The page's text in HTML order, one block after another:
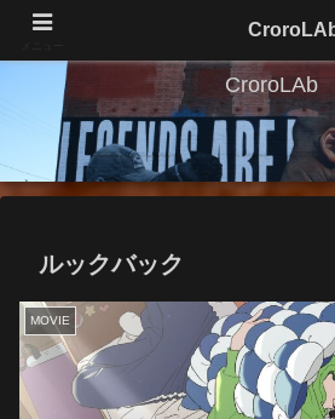
CroroLAb
ルックバック
MOVIE